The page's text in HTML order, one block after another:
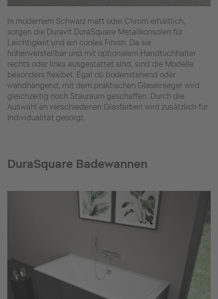
In modernem Schwarz matt oder Chrom erhältlich,
sorgen die Duravit DuraSquare Metallkonsolen für
Leichtigkeit und ein cooles Finish. Da sie
höhenverstellbar und mit optionalem Handtuchhalter
rechts oder links ausgestattet sind, sind die Modelle
besonders flexibel. Egal ob bodenstehend oder
wandhängend, mit dem praktischen Glaseinleger wird
gleichzeitig noch Stauraum geschaffen. Durch die
Auswahl an verschiedenen Glasfarben wird zusätzlich für
Individualität gesorgt.
DuraSquare Badewannen